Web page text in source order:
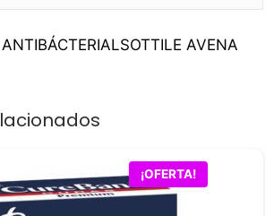
AVENA
¡OFERTA!